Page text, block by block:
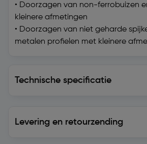
• Doorzagen van non-ferrobuizen
kleinere afmetingen
• Doorzagen van niet geharde
metalen profielen met kleinere
Technische specificatie
Levering en retourzending